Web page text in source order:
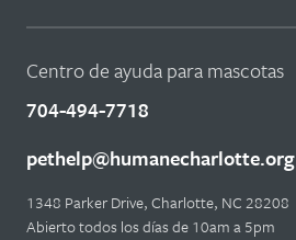
Centro de ayuda para mascotas
704-494-7718
pethelp@humanecharlotte.org
1348 Parker Drive, Charlotte, NC 28208
Abierto todos los días de 10am a 5pm